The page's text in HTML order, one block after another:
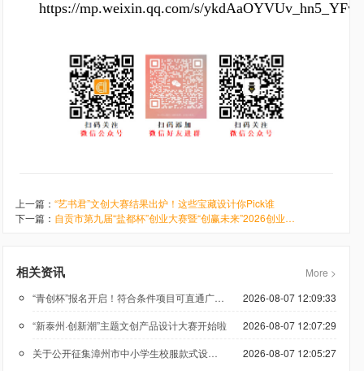
https://mp.weixin.qq.com/s/
上一篇： “艺书君”文创大赛结果出炉！这些宝藏设计你Pick谁
下一篇：
自贡市第九届“盐都杯”创业大赛暨“创赢未来”2026创业大赛自贡赛区选拔赛初赛落幕
相关资讯
More >
“青创杯”报名开启！符合条件项目可直通广州科技创新创业大赛
2026-08-07 12:09:33
“新泰州·创新潮”主题文创产品设计大赛开始啦
2026-08-07 12:07:29
关于公开征集漳州市中小学生校服款式设计方案的公告
2026-08-07 12:05:27